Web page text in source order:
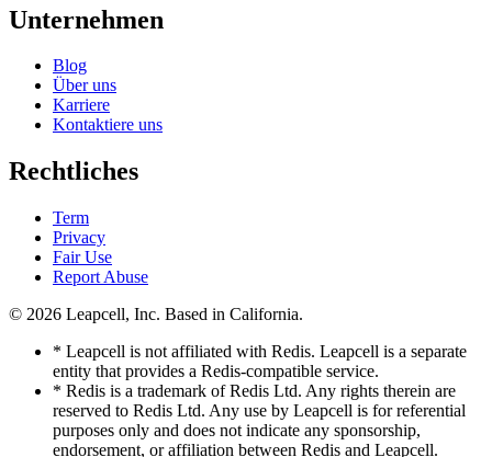
Unternehmen
Blog
Über uns
Karriere
Kontaktiere uns
Rechtliches
Term
Privacy
Fair Use
Report Abuse
© 2026 Leapcell, Inc. Based in California.
* Leapcell is not affiliated with Redis. Leapcell is a separate
entity that provides a Redis-compatible service.
* Redis is a trademark of Redis Ltd. Any rights therein are
reserved to Redis Ltd. Any use by Leapcell is for referential
purposes only and does not indicate any sponsorship,
endorsement, or affiliation between Redis and Leapcell.